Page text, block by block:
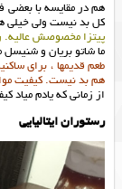
هم در مقایسه با بعضی
کل بد نیست ولی خیلی
پیتزا مخصوصش عالیه.
ما شاتو بریان و شنیسل
طعم قدیمها ، برای
هم بد نیست. کیفیت
از زمانی که یادم میاد
رستوران ایتالیایی